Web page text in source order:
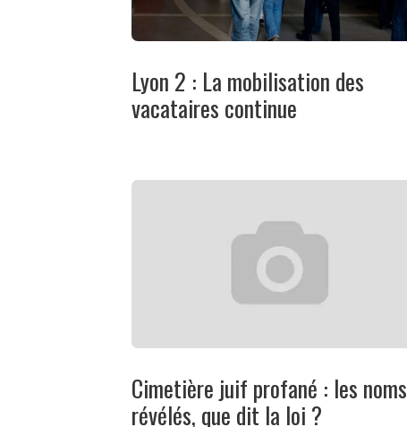
Lyon 2 : La mobilisation des
vacataires continue
Cimetière juif profané : les noms
révélés, que dit la loi ?